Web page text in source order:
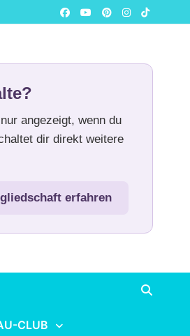
angezeigt, wenn du
dir direkt weitere
erfahren
CLUB